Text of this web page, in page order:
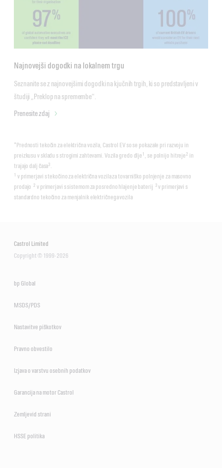
Najnovejši dogodki na lokalnem trgu
Seznanite se z najnovejšimi dogodki na kjučnih trgih, ki so predstavljeni v
študiji „Preklop na spremembe“.
Prenesite zdaj
*Prednosti tekočin za električna vozila, Castrol EV so se pokazale pri razvoju in
preizkusu v skladu s strogimi zahtevami. Vozila gredo dlje1 , se polnijo hitreje2 in
trajajo dalj časa3.
1 v primerjavi s tekočino za električna vozila za tovarniško polnjenje za masovno
prodajo 2 v primerjavi s sistemom za posredno hlajenje baterij 3v primerjavi s
standardno tekočino za menjalnik električnega vozila
Castrol Limited
Copyright © 1999-2026
bp Global
MSDS/PDS
Nastavitve piškotkov
Pravno obvestilo
Izjava o varstvu osebnih podatkov
Garancija na motor Castrol
Zemljevid strani
HSSE politika